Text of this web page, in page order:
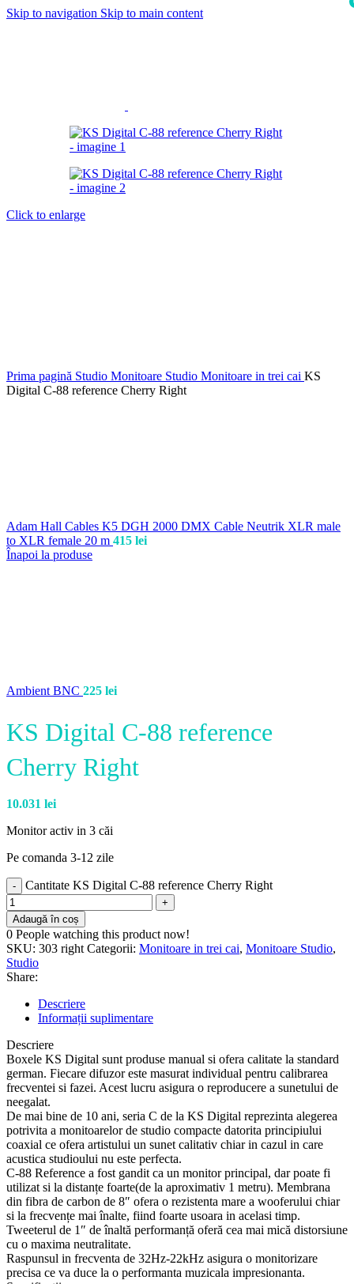
Skip to navigation Skip to main content
Click to enlarge
Prima pagină Studio Monitoare Studio Monitoare in trei cai KS
Digital C-88 reference Cherry Right
Adam Hall Cables K5 DGH 2000 DMX Cable Neutrik XLR male
to XLR female 20 m 415 lei
Înapoi la produse
Ambient BNC 225 lei
KS Digital C-88 reference
Cherry Right
10.031 lei
Monitor activ in 3 căi
Pe comanda 3-12 zile
Cantitate KS Digital C-88 reference Cherry Right
Adaugă în coș
0 People watching this product now!
SKU: 303 rightCategorii: Monitoare in trei cai, Monitoare Studio,
Studio
Share:
Descriere
Informații suplimentare
Descriere
Boxele KS Digital sunt produse manual si ofera calitate la standard
german. Fiecare difuzor este masurat individual pentru calibrarea
frecventei si fazei. Acest lucru asigura o reproducere a sunetului de
neegalat.
De mai bine de 10 ani, seria C de la KS Digital reprezinta alegerea
potrivita a monitoarelor de studio compacte datorita principiului
coaxial ce ofera artistului un sunet calitativ chiar in cazul in care
acustica studioului nu este perfecta.
C-88 Reference a fost gandit ca un monitor principal, dar poate fi
utilizat si la distanțe foarte(de la aproximativ 1 metru). Membrana
din fibra de carbon de 8″ ofera o rezistenta mare a wooferului chiar
si la frecvențe mai înalte, fiind foarte usoara in acelasi timp.
Tweeterul de 1″ de înaltă performanță oferă cea mai mică distorsiune
cu o maxima neutralitate.
Raspunsul in frecventa de 32Hz-22kHz asigura o monitorizare
precisa ce va duce la o performanta muzicala impresionanta.